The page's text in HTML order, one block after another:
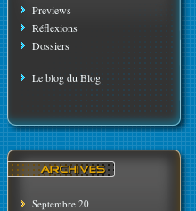
Previews
Réflexions
Dossiers
Le blog du Blog
Septembre 20